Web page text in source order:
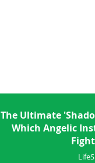
The Ultimate
Which Angelic
Контакти